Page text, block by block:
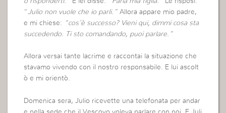
“ Julio non vuole che io parli.” Allora appare mio padre,
e mi chiese:
“cos’è successo? Vieni qui, dimmi cosa sta
succedendo. Ti sto comandando, puoi parlare.”
Allora versai tante lacrime e raccontai la situazione che
stavamo vivendo con il nostro responsabile. E lui ascolt
ò e mi orientò.
Domenica sera, Julio ricevette una telefonata per andar